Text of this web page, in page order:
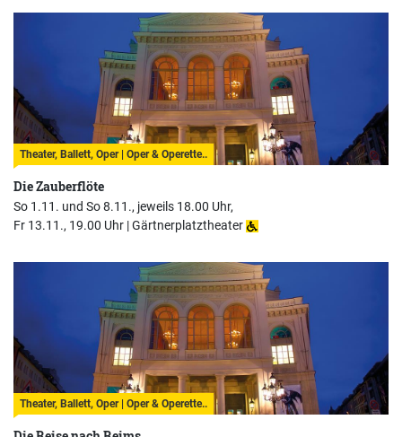
Theater, Ballett, Oper | Oper & Operette..
Die Zauberflöte
So 1.11. und So 8.11., jeweils 18.00 Uhr,
Fr 13.11., 19.00 Uhr |Gärtnerplatztheater
Theater, Ballett, Oper | Oper & Operette..